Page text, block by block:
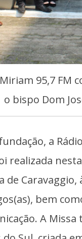
95,7
o bispo Dom
a
realizada
de
bem
A